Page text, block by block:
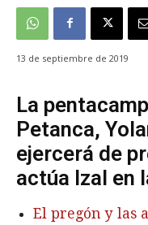
13 de septiembre de 2019
La
Petanca,
ejercerá de
actúa Izal en
El pregón y las